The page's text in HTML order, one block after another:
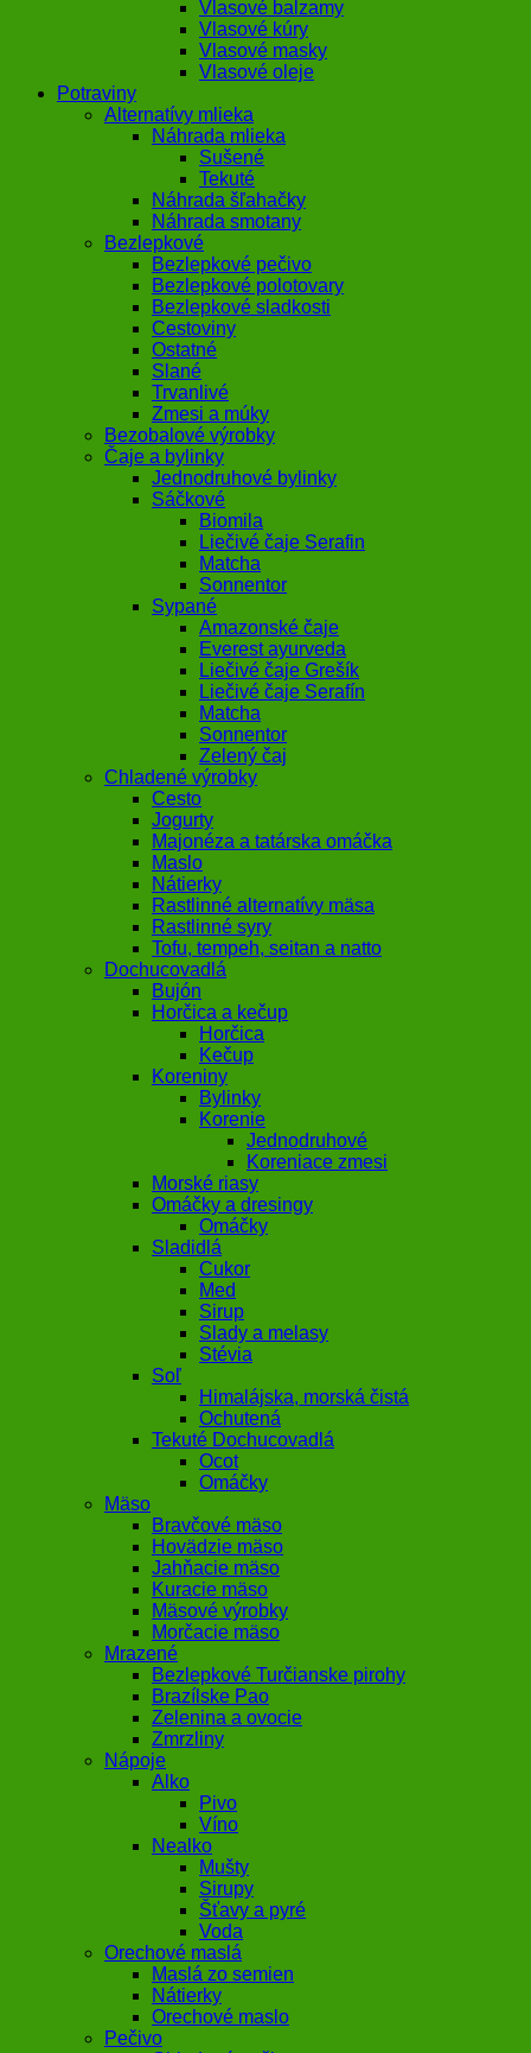
Vlasové balzamy
Vlasové kúry
Vlasové masky
Vlasové oleje
Potraviny
Alternatívy mlieka
Náhrada mlieka
Sušené
Tekuté
Náhrada šľahačky
Náhrada smotany
Bezlepkové
Bezlepkové pečivo
Bezlepkové polotovary
Bezlepkové sladkosti
Cestoviny
Ostatné
Slané
Trvanlivé
Zmesi a múky
Bezobalové výrobky
Čaje a bylinky
Jednodruhové bylinky
Sáčkové
Biomila
Liečivé čaje Serafin
Matcha
Sonnentor
Sypané
Amazonské čaje
Everest ayurveda
Liečivé čaje Grešík
Liečivé čaje Serafín
Matcha
Sonnentor
Zelený čaj
Chladené výrobky
Cesto
Jogurty
Majonéza a tatárska omáčka
Maslo
Nátierky
Rastlinné alternatívy mäsa
Rastlinné syry
Tofu, tempeh, seitan a natto
Dochucovadlá
Bujón
Horčica a kečup
Horčica
Kečup
Koreniny
Bylinky
Korenie
Jednodruhové
Koreniace zmesi
Morské riasy
Omáčky a dresingy
Omáčky
Sladidlá
Cukor
Med
Sirup
Slady a melasy
Stévia
Soľ
Himalájska, morská čistá
Ochutená
Tekuté Dochucovadlá
Ocot
Omáčky
Mäso
Bravčové mäso
Hovädzie mäso
Jahňacie mäso
Kuracie mäso
Mäsové výrobky
Morčacie mäso
Mrazené
Bezlepkové Turčianske pirohy
Brazílske Pao
Zelenina a ovocie
Zmrzliny
Nápoje
Alko
Pivo
Víno
Nealko
Mušty
Sirupy
Šťavy a pyré
Voda
Orechové maslá
Maslá zo semien
Nátierky
Orechové maslo
Pečivo